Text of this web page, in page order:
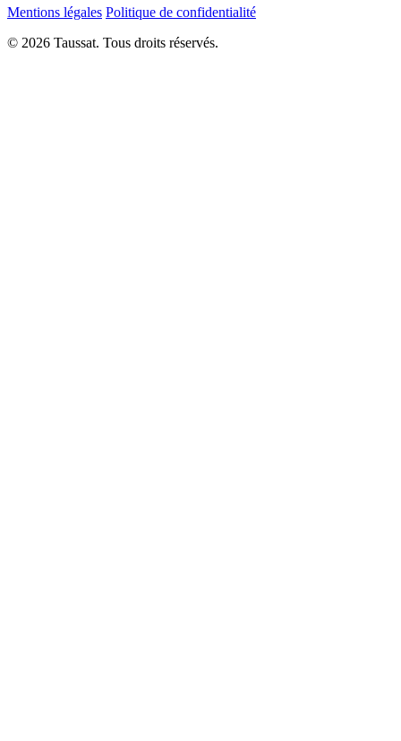
Mentions légales Politique de confidentialité
© 2026 Taussat. Tous droits réservés.